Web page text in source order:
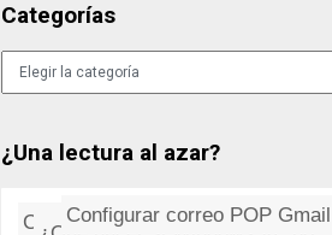
Categorías
Categorías
¿Una lectura al azar?
Clonar discos en LINUX
CUPS: sistema de impresión in...
Kate Moss, la obsesión del mi...
Configurar correo POP Gmail